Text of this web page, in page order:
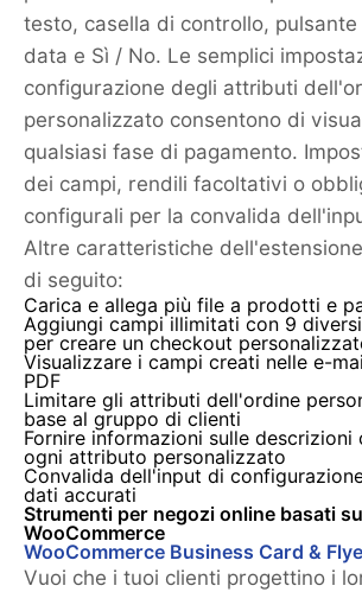
testo, casella di controllo, pulsante
data e Sì / No. Le semplici
configurazione degli attributi
personalizzato consentono di
qualsiasi fase di pagamento.
dei campi, rendili facoltativi o
configurali per la convalida
Altre caratteristiche
di seguito:
Carica e allega più file a prodotti e
Aggiungi campi illimitati con 9
per creare un checkout
Visualizzare i campi creati nelle e-
PDF
Limitare gli attributi dell'ordine
base al gruppo di clienti
Fornire informazioni sulle descrizioni
ogni attributo personalizzato
Convalida dell'input di
dati accurati
Strumenti per negozi online basati su
WooCommerce
WooCommerce Business Card &
Vuoi che i tuoi clienti progettino i